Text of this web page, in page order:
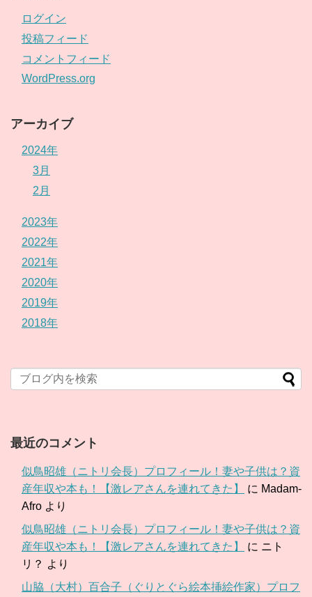
ログイン
投稿フィード
コメントフィード
WordPress.org
アーカイブ
2024年
3月
2月
2023年
2022年
2021年
2020年
2019年
2018年
最近のコメント
似鳥昭雄（ニトリ会長）プロフィール！妻や子供は？資
産年収や本も！【激レアさんを連れてきた】
に Madam-
Afro より
似鳥昭雄（ニトリ会長）プロフィール！妻や子供は？資
産年収や本も！【激レアさんを連れてきた】
に ニト
リ？ より
山脇（大村）百合子（ぐりとぐら絵本挿絵作家）プロフ